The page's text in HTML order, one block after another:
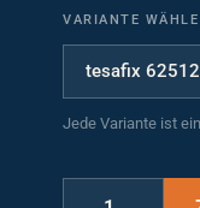
VARIANTE
Jede Variante ist